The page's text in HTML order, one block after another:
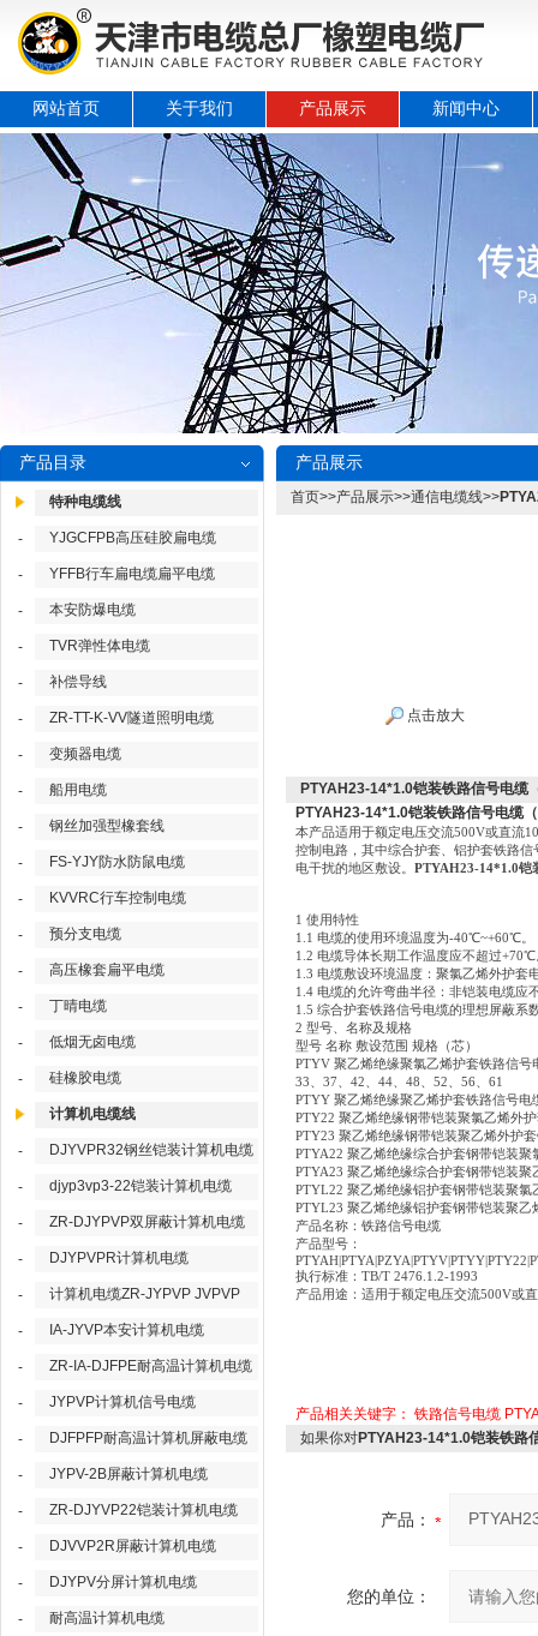
网站首页 关于我们 产品展示 新闻中心
产品目录
特种电缆线
- YJGCFPB高压硅胶扁电缆
- YFFB行车扁电缆扁平电缆
- 本安防爆电缆
- TVR弹性体电缆
- 补偿导线
- ZR-TT-K-VV隧道照明电缆
- 变频器电缆
- 船用电缆
- 钢丝加强型橡套线
- FS-YJY防水防鼠电缆
- KVVRC行车控制电缆
- 预分支电缆
- 高压橡套扁平电缆
- 丁晴电缆
- 低烟无卤电缆
- 硅橡胶电缆
计算机电缆线
- DJYVPR32钢丝铠装计算机电缆
- djyp3vp3-22铠装计算机电缆
- ZR-DJYPVP双屏蔽计算机电缆
- DJYPVPR计算机电缆
- 计算机电缆ZR-JYPVP JVPVP
- IA-JYVP本安计算机电缆
- ZR-IA-DJFPE耐高温计算机电缆
- JYPVP计算机信号电缆
- DJFPFP耐高温计算机屏蔽电缆
- JYPV-2B屏蔽计算机电缆
- ZR-DJYVP22铠装计算机电缆
- DJVVP2R屏蔽计算机电缆
- DJYPV分屏计算机电缆
- 耐高温计算机电缆
产品展示
首页>>产品展示>>通信电缆线>>
点击放大
PTYAH23-14*1.0铠装铁路信号电缆
PTYAH23-14*1.0铠装铁路信号电缆
本产品适用于额定电压交流500V或直流
控制电路，其中综合护套、铝护套铁路
电干扰的地区敷设。 PTYAH23-14*1.0铠
1 使用特性
1.1 电缆的使用环境温度为-40℃~+60℃。
1.2 电缆导体长期工作温度应不超过+70℃
1.3 电缆敷设环境温度：聚氯乙烯外护
1.4 电缆的允许弯曲半径：非铠装电缆应
1.5 综合护套铁路信号电缆的理想屏蔽系
2 型号、名称及规格
型号 名称 敷设范围 规格（芯）
PTYV 聚乙烯绝缘聚氯乙烯护套铁路信
33、37、42、44、48、52、56、61
PTYY 聚乙烯绝缘聚乙烯护套铁路信号电
PTY22 聚乙烯绝缘钢带铠装聚氯乙烯外
PTY23 聚乙烯绝缘钢带铠装聚乙烯外护
PTYA22 聚乙烯绝缘综合护套钢带铠装
PTYA23 聚乙烯绝缘综合护套钢带铠装聚
PTYL22 聚乙烯绝缘铝护套钢带铠装聚氯
PTYL23 聚乙烯绝缘铝护套钢带铠装聚
产品名称：铁路信号电缆
产品型号：
执行标准： TB/T 2476.1.2-1993
产品用途：适用于额定电压交流500V或
产品相关关键字： 铁路信号电缆
如果你对PTYAH23-14*1.0铠装铁路
产品：
您的单位：